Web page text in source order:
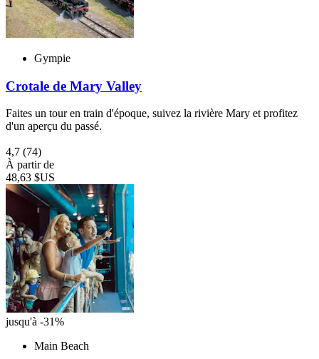
Gympie
Crotale de Mary Valley
Faites un tour en train d'époque, suivez la rivière Mary et profitez
d'un aperçu du passé.
4,7 (74)
À partir de
48,63 $US
jusqu'à -31%
Main Beach